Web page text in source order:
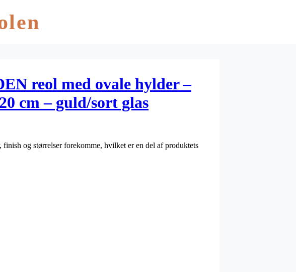
reol med ovale hylder –
cm – guld/sort glas
og størrelser forekomme, hvilket er en del af produktets